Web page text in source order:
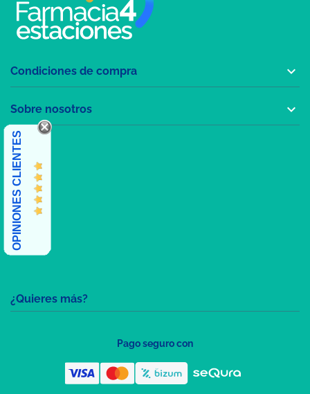
¿Quieres más?
Condiciones de compra 
Sobre nosotros 
OPINIONES CLIENTES
Pago seguro con